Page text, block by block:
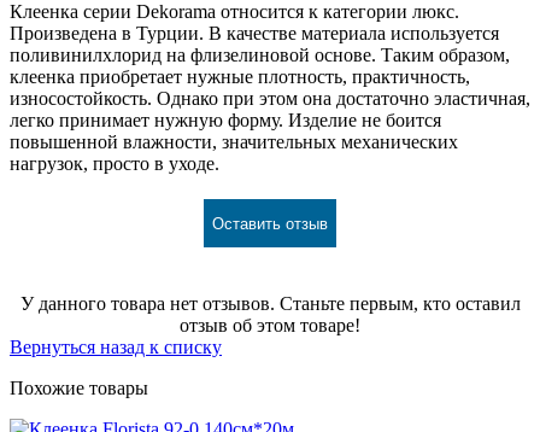
Клеенка серии Dekorama относится к категории люкс.
Произведена в Турции. В качестве материала используется
поливинилхлорид на флизелиновой основе. Таким образом,
клеенка приобретает нужные плотность, практичность,
износостойкость. Однако при этом она достаточно эластичная,
легко принимает нужную форму. Изделие не боится
повышенной влажности, значительных механических
нагрузок, просто в уходе.
Оставить отзыв
У данного товара нет отзывов. Станьте первым, кто оставил
отзыв об этом товаре!
Вернуться назад к списку
Похожие товары